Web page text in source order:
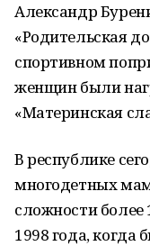
Александр
«Родительская
спортивном
женщин были
«Материнская
В республике
многодетных
сложности более
1998 года, когда